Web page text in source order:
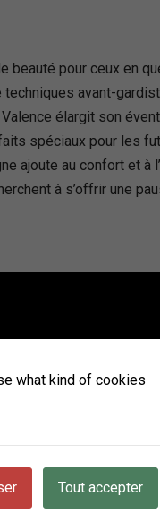
pour ceux en
avant-
élargit son
spéciaux pour les
ajoute au confort et à
à s’offrir une
photographie et du
cette entreprise
guident son
allant de la
et un souci du
de marque réfléchie.
what kind of cookies
Tout accepter